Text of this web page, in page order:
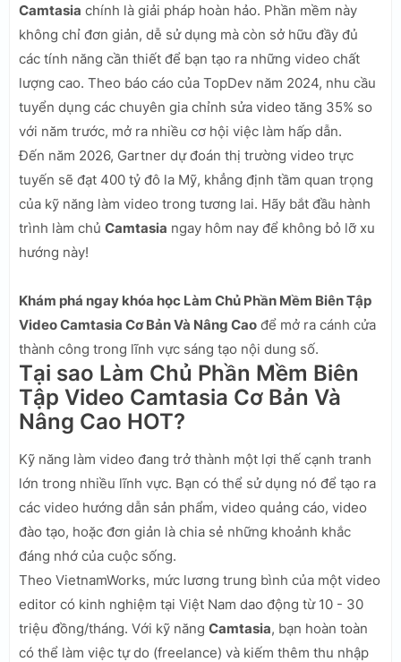
Camtasia chính là giải pháp hoàn hảo. Phần mềm này
không chỉ đơn giản, dễ sử dụng mà còn sở hữu đầy đủ
các tính năng cần thiết để bạn tạo ra những video chất
lượng cao. Theo báo cáo của TopDev năm 2024, nhu cầu
tuyển dụng các chuyên gia chỉnh sửa video tăng 35% so
với năm trước, mở ra nhiều cơ hội việc làm hấp dẫn.
Đến năm 2026, Gartner dự đoán thị trường video trực
tuyến sẽ đạt 400 tỷ đô la Mỹ, khẳng định tầm quan trọng
của kỹ năng làm video trong tương lai. Hãy bắt đầu hành
trình làm chủ Camtasia ngay hôm nay để không bỏ lỡ xu
hướng này!
Khám phá ngay khóa học Làm Chủ Phần Mềm Biên Tập
Video Camtasia Cơ Bản Và Nâng Cao để mở ra cánh cửa
thành công trong lĩnh vực sáng tạo nội dung số.
Tại sao Làm Chủ Phần Mềm Biên
Tập Video Camtasia Cơ Bản Và
Nâng Cao HOT?
Kỹ năng làm video đang trở thành một lợi thế cạnh tranh
lớn trong nhiều lĩnh vực. Bạn có thể sử dụng nó để tạo ra
các video hướng dẫn sản phẩm, video quảng cáo, video
đào tạo, hoặc đơn giản là chia sẻ những khoảnh khắc
đáng nhớ của cuộc sống.
Theo VietnamWorks, mức lương trung bình của một video
editor có kinh nghiệm tại Việt Nam dao động từ 10 - 30
triệu đồng/tháng. Với kỹ năng Camtasia, bạn hoàn toàn
có thể làm việc tự do (freelance) và kiếm thêm thu nhập